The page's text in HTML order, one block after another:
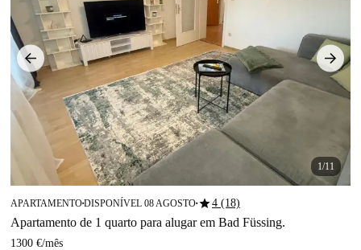
1/11
APARTAMENTO■DISPONÍVEL 08 AGOSTO■star4 (18)
Apartamento de 1 quarto para alugar em Bad Füssing.
1300 €/mês